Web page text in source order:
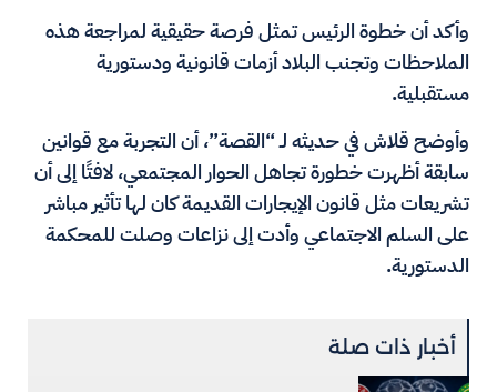
وأكد أن خطوة الرئيس تمثل فرصة حقيقية لمراجعة هذه
الملاحظات وتجنب البلاد أزمات قانونية ودستورية
مستقبلية.
وأوضح قلاش في حديثه لـ “القصة”، أن التجربة مع قوانين
سابقة أظهرت خطورة تجاهل الحوار المجتمعي، لافتًا إلى أن
تشريعات مثل قانون الإيجارات القديمة كان لها تأثير مباشر
على السلم الاجتماعي وأدت إلى نزاعات وصلت للمحكمة
الدستورية.
أخبار ذات صلة